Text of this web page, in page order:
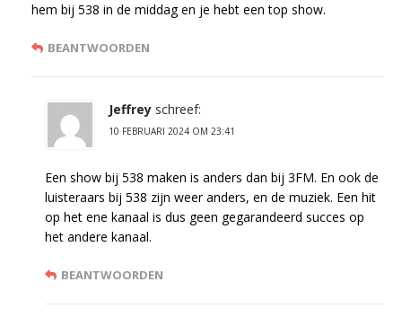
hem bij 538 in de middag en je hebt een top show.
BEANTWOORDEN
Jeffrey schreef:
10 FEBRUARI 2024 OM 23:41
Een show bij 538 maken is anders dan bij 3FM. En ook de
luisteraars bij 538 zijn weer anders, en de muziek. Een hit
op het ene kanaal is dus geen gegarandeerd succes op
het andere kanaal.
BEANTWOORDEN